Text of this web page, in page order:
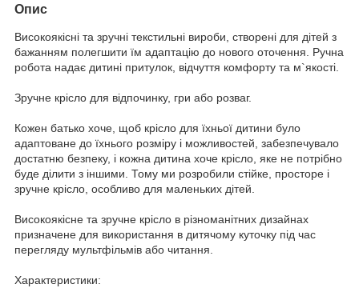
Опис
Високоякісні та зручні текстильні вироби, створені для дітей з
бажанням полегшити їм адаптацію до нового оточення. Ручна
робота надає дитині притулок, відчуття комфорту та м`якості.
Зручне крісло для відпочинку, гри або розваг.
Кожен батько хоче, щоб крісло для їхньої дитини було
адаптоване до їхнього розміру і можливостей, забезпечувало
достатню безпеку, і кожна дитина хоче крісло, яке не потрібно
буде ділити з іншими. Тому ми розробили стійке, просторе і
зручне крісло, особливо для маленьких дітей.
Високоякісне та зручне крісло в різноманітних дизайнах
призначене для використання в дитячому куточку під час
перегляду мультфільмів або читання.
Характеристики: